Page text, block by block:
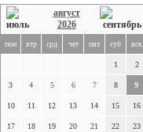
август
2026
пон втр срд чет пят суб вск
1 2
3 4 5 6 7 8 9
10 11 12 13 14 15 16
17 18 19 20 21 22 23